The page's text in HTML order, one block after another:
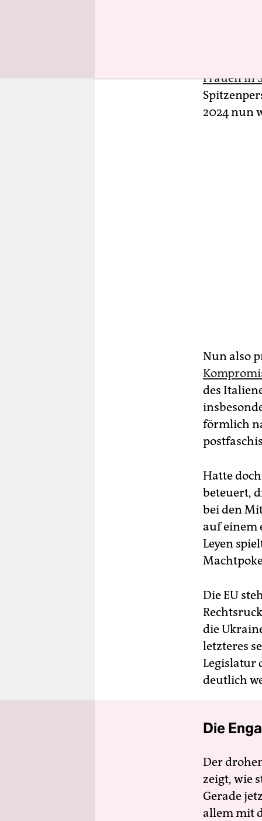
Würgen
Frauen in
2024 nun
Nun also
des
förmlich
Hatte
beteuert,
bei den
auf einem
Leyen
Die EU
die
letzteres
Legislatur
deutlich
Die
Der
zeigt, wie
Gerade
allem mit